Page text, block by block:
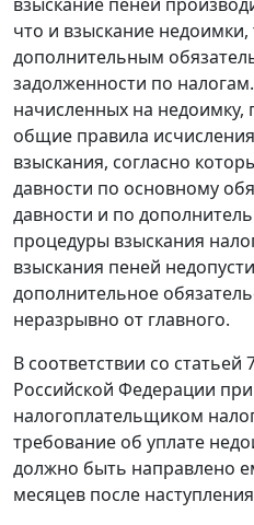
взыскание пеней
что и взыскание
дополнительным
задолженности по
начисленных на
общие правила
взыскания, согласно
давности по основному
давности и по
процедуры взыскания
взыскания пеней
дополнительное
неразрывно от главного.
В соответствии со статьей
Российской Федерации
налогоплательщиком
требование об уплате
должно быть направлено
месяцев после